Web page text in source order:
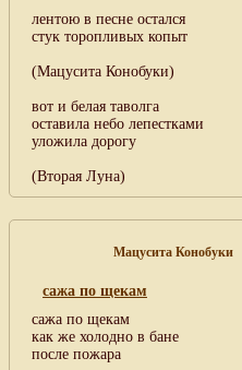
лентою в песне остался
стук торопливых копыт
(Мацусита Конобуки)
вот и белая таволга
оставила небо лепестками
уложила дорогу
(Вторая Луна)
Мацусита Конобуки
сажа по щекам
сажа по щекам
как же холодно в бане
после пожара